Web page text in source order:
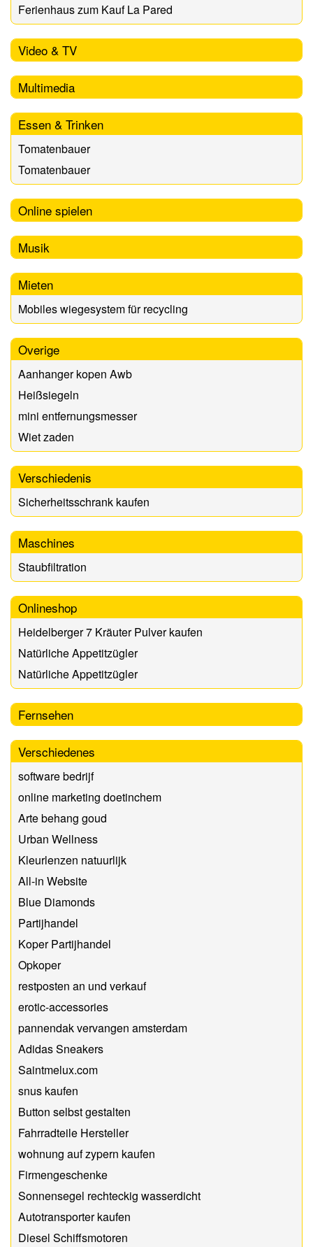
Ferienhaus zum Kauf La Pared
Video & TV
Multimedia
Essen & Trinken
Tomatenbauer
Tomatenbauer
Online spielen
Musik
Mieten
Mobiles wiegesystem für recycling
Overige
Aanhanger kopen Awb
Heißsiegeln
mini entfernungsmesser
Wiet zaden
Verschiedenis
Sicherheitsschrank kaufen
Maschines
Staubfiltration
Onlineshop
Heidelberger 7 Kräuter Pulver kaufen
Natürliche Appetitzügler
Natürliche Appetitzügler
Fernsehen
Verschiedenes
software bedrijf
online marketing doetinchem
Arte behang goud
Urban Wellness
Kleurlenzen natuurlijk
All-in Website
Blue Diamonds
Partijhandel
Koper Partijhandel
Opkoper
restposten an und verkauf
erotic-accessories
pannendak vervangen amsterdam
Adidas Sneakers
Saintmelux.com
snus kaufen
Button selbst gestalten
Fahrradteile Hersteller
wohnung auf zypern kaufen
Firmengeschenke
Sonnensegel rechteckig wasserdicht
Autotransporter kaufen
Diesel Schiffsmotoren